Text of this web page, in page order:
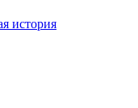
история